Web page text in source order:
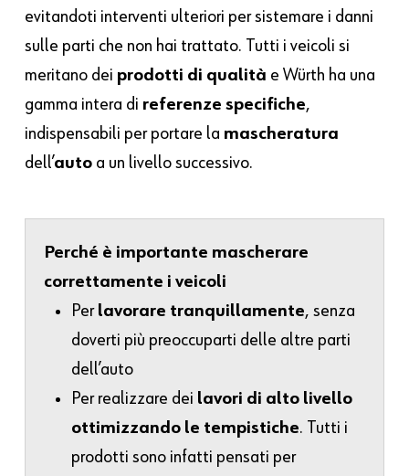
evitandoti interventi ulteriori per sistemare i danni
sulle parti che non hai trattato. Tutti i veicoli si
meritano dei prodotti di qualità e Würth ha una
gamma intera di referenze specifiche,
indispensabili per portare la mascheratura
dell’auto a un livello successivo.
Perché è importante mascherare
correttamente i veicoli
Per lavorare tranquillamente, senza
doverti più preoccuparti delle altre parti
dell’auto
Per realizzare dei lavori di alto livello
ottimizzando le tempistiche. Tutti i
prodotti sono infatti pensati per